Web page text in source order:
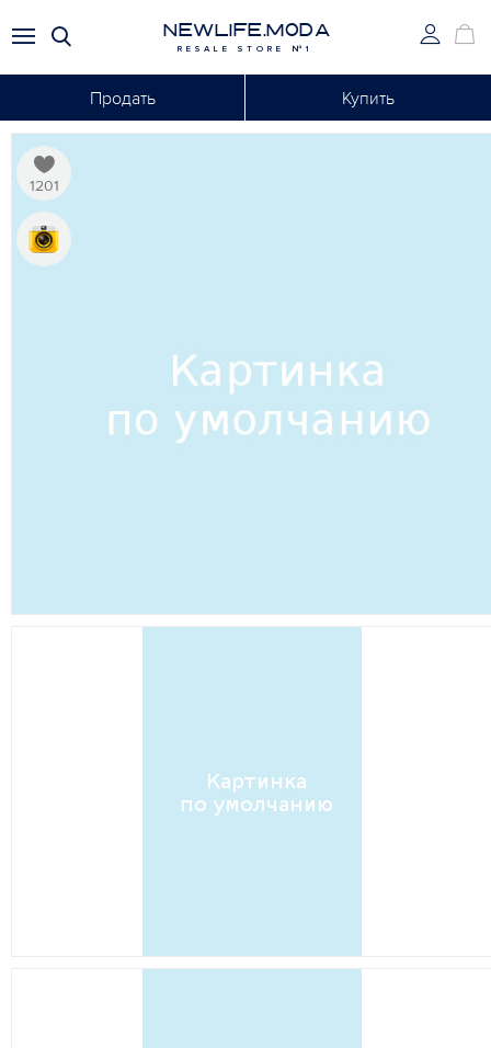
NEWLIFE.MODA
RESALE STORE №1
Продать Купить
1201